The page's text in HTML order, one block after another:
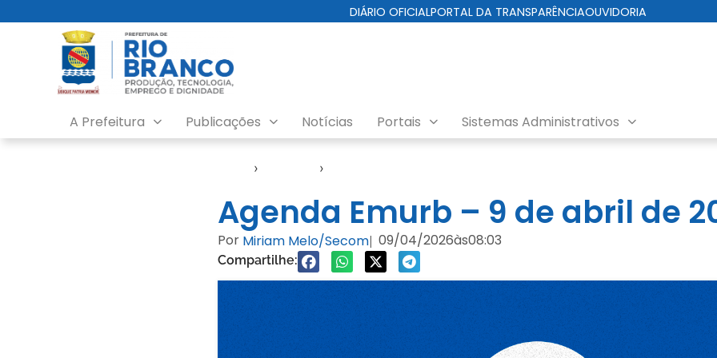
DIÁRIO OFICIALPORTAL DA TRANSPARÊNCIAOUVIDORIA
A Prefeitura Publicações Notícias Portais Sistemas Administrativos
› ›
Agenda Emurb – 9 de abril de
Por Miriam Melo/Secom| 09/04/2026às08:03
Compartilhe: